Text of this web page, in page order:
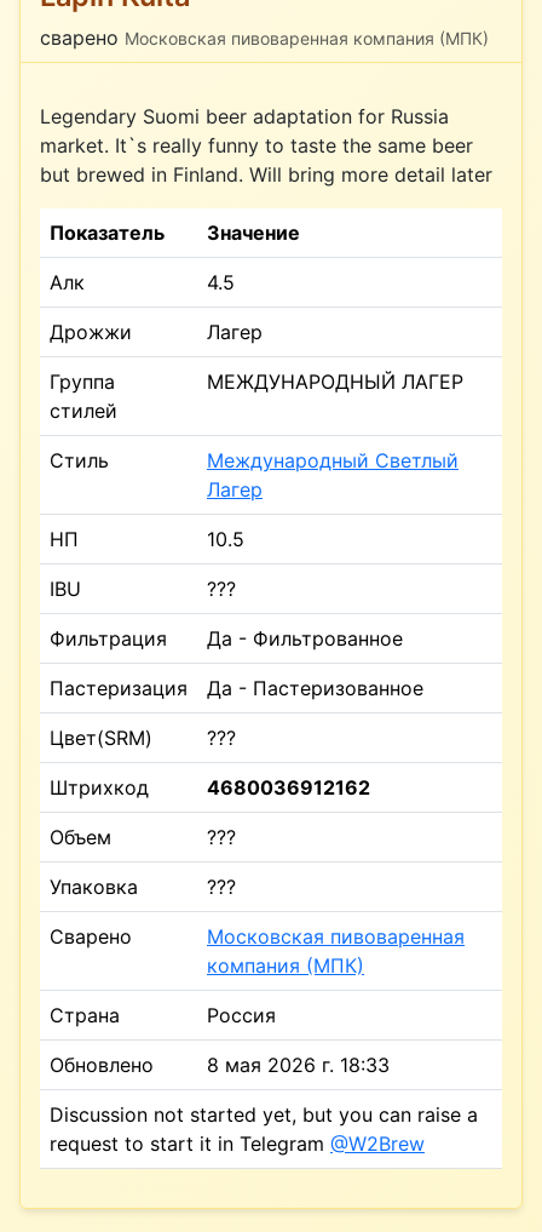
сварено Московская пивоваренная компания (МПК)
Legendary Suomi beer adaptation for Russia
market. It`s really funny to taste the same beer
but brewed in Finland. Will bring more detail later
Показатель Значение
Алк 4.5
Дрожжи Лагер
Группа
стилей
МЕЖДУНАРОДНЫЙ ЛАГЕР
Стиль
Международный Светлый
Лагер
НП 10.5
IBU ???
Фильтрация Да - Фильтрованное
Пастеризация Да - Пастеризованное
Цвет(SRM) ???
Штрихкод 4680036912162
Объем ???
Упаковка ???
Сварено
Московская пивоваренная
компания (МПК)
Страна Россия
Обновлено 8 мая 2026 г. 18:33
Discussion not started yet, but you can raise a
request to start it in Telegram @W2Brew